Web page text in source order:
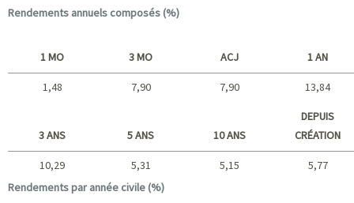
Rendements annuels composés (%)
1 MO 3 MO ACJ 1 AN
1,48 7,90 7,90 13,84
Long terme
3 ANS 5 ANS 10 ANS
DEPUIS
CRÉATION
10,29 5,31 5,15
5,77
Rendements par année civile (%)